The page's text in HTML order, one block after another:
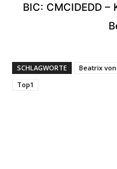
BIC: CMCIDEDD
SCHLAGWORTE Beatrix
Top1